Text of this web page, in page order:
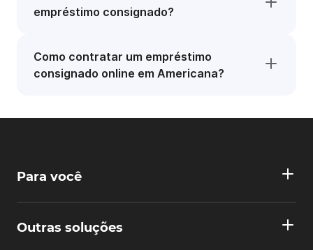
empréstimo consignado?
Como contratar um empréstimo
consignado online em Americana?
Para você
Outras soluções